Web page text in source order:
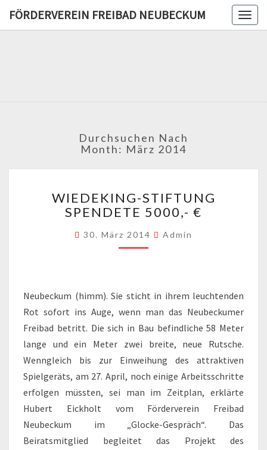
FÖRDERVEREIN FREIBAD NEUBECKUM
Durchsuchen Nach
Month: März 2014
STIFTUNG
SPENDETE
€
WIEDEKING-STIFTUNG
SPENDETE 5000,- €
30. März 2014 Admin
Neubeckum (himm). Sie sticht in ihrem leuchtenden
Rot sofort ins Auge, wenn man das Neubeckumer
Freibad betritt. Die sich in Bau befindliche 58 Meter
lange und ein Meter zwei breite, neue Rutsche.
Wenngleich bis zur Einweihung des attraktiven
Spielgeräts, am 27. April, noch einige Arbeitsschritte
erfolgen müssten, sei man im Zeitplan, erklärte
Hubert Eickholt vom Förderverein Freibad
Neubeckum im „Glocke-Gespräch“. Das
Beiratsmitglied begleitet das Projekt des